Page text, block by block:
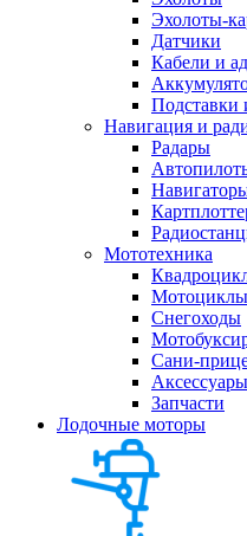
Эхолоты-
Датчики
Кабели и
Подставки
Навигация и
Радары
Мототехника
Мотоциклы
Снегоходы
Сани-
Аксессуары
Запчасти
Лодочные моторы